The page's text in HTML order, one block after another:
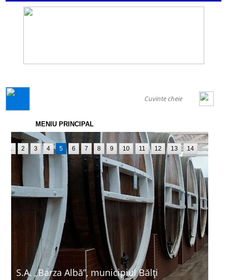
MENIU PRINCIPAL
S.A. „Barza Albă”, municipiul Bălți
1 2 3 4 5 6 7 8 9 10 11 12 13 14